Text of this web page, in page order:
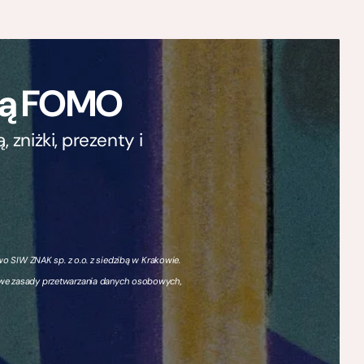
FOMO
zniżki, prezenty i
ZNAK sp. z o.o. z siedzibą w Krakowie.
zasady przetwarzania danych osobowych,